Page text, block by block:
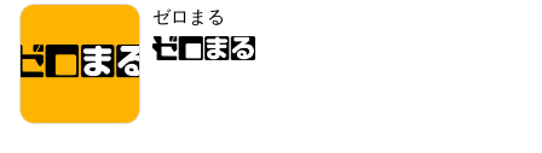
ゼロまる